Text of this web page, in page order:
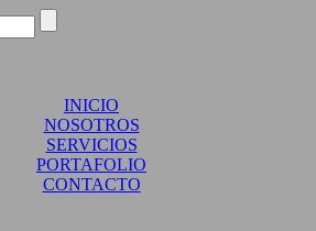
INICIO
NOSOTROS
SERVICIOS
PORTAFOLIO
CONTACTO